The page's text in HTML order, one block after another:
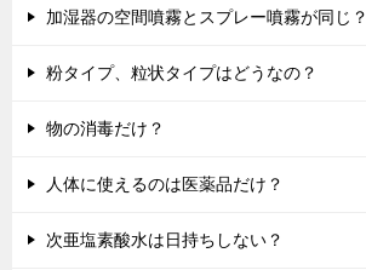
加湿器の空間噴霧とスプレー噴霧が同じ？
粉タイプ、粒状タイプはどうなの？
物の消毒だけ？
人体に使えるのは医薬品だけ？
次亜塩素酸水は日持ちしない？